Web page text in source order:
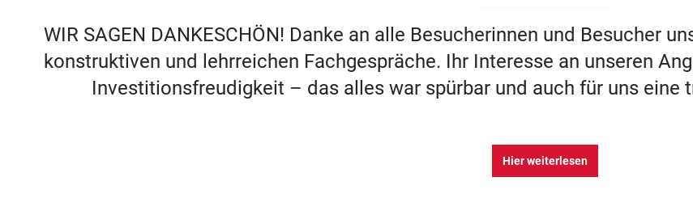
WIR SAGEN DANKESCHÖN! Danke an alle Besucherinnen und Besucher
konstruktiven und lehrreichen Fachgespräche. Ihr Interesse an unseren
Investitionsfreudigkeit – das alles war spürbar und auch für uns eine
Hier weiterlesen